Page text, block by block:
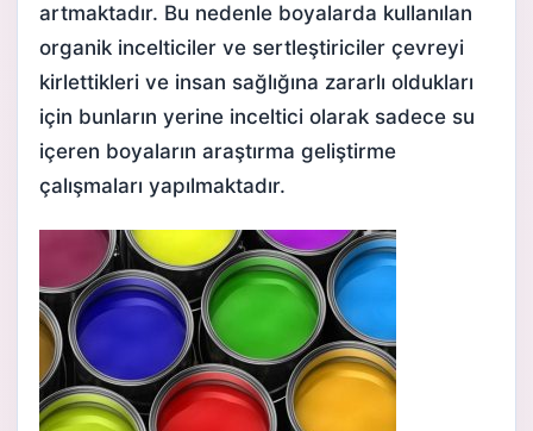
artmaktadır. Bu nedenle boyalarda kullanılan
organik incelticiler ve sertleştiriciler çevreyi
kirlettikleri ve insan sağlığına zararlı oldukları
için bunların yerine inceltici olarak sadece su
içeren boyaların araştırma geliştirme
çalışmaları yapılmaktadır.